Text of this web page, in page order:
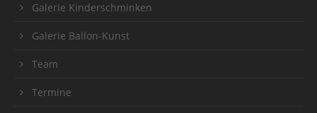
Galerie Kinderschminken
Galerie Ballon-Kunst
Team
Termine